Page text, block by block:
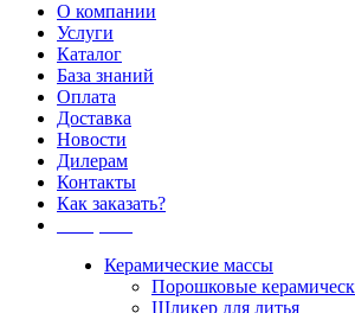
О компании
Услуги
Каталог
База знаний
Оплата
Доставка
Новости
Дилерам
Контакты
Как заказать?
Керамические массы
Порошковые
Шликер для литья